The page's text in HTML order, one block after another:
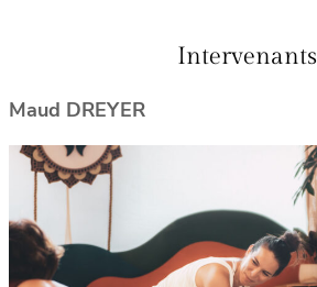
Intervenants
Maud DREYER